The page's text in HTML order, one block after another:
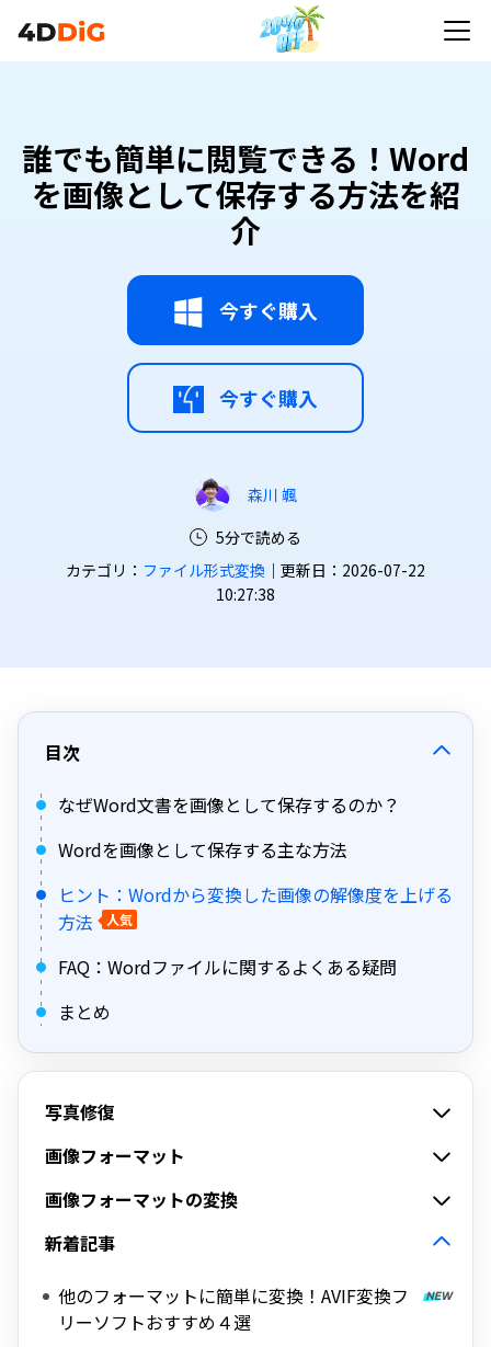
誰でも簡単に閲覧できる！Word
を画像として保存する方法を紹
介
今すぐ購入
今すぐ購入
森川 颯
5分で読める
カテゴリ： ファイル形式変換 ｜更新日：2026-07-22
10:27:38
目次
なぜWord文書を画像として保存するのか？
Wordを画像として保存する主な方法
ヒント：Wordから変換した画像の解像度を上げる
方法
人気
FAQ：Wordファイルに関するよくある疑問
まとめ
写真修復
画像フォーマット
画像フォーマットの変換
新着記事
他のフォーマットに簡単に変換！AVIF変換フ
リーソフトおすすめ４選